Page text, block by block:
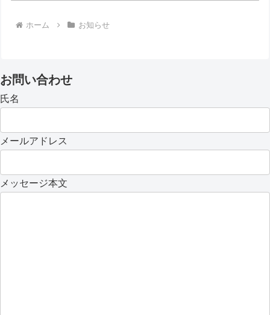
ホーム お知らせ
お問い合わせ
氏名
メールアドレス
メッセージ本文